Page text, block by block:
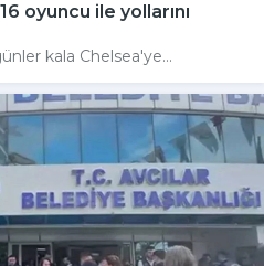
oyuncu ile yollarını
kala Chelsea'ye...